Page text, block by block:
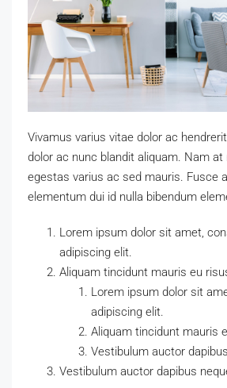
Vivamus varius vitae dolor ac
dolor ac nunc blandit aliquam. Nam at
egestas varius ac sed mauris. Fusce
elementum dui id nulla bibendum
Lorem ipsum dolor sit amet,
adipiscing elit.
Aliquam tincidunt mauris eu
Lorem ipsum dolor sit
adipiscing elit.
Aliquam tincidunt mauris
Vestibulum auctor
Vestibulum auctor dapibus